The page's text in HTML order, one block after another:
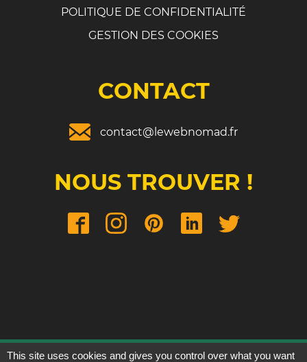
POLITIQUE DE CONFIDENTIALITÉ
GESTION DES COOKIES
CONTACT
contact@lewebnomad.fr
NOUS TROUVER !
This site uses cookies and gives you control over what you want